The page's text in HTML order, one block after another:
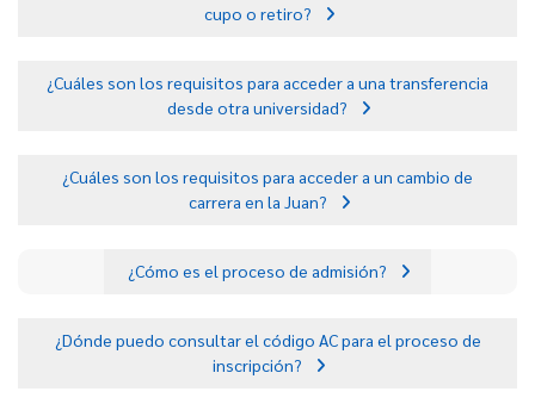
cupo o retiro?
¿Cuáles son los requisitos para acceder a una transferencia
desde otra universidad?
¿Cuáles son los requisitos para acceder a un cambio de
carrera en la Juan?
¿Cómo es el proceso de admisión?
¿Dónde puedo consultar el código AC para el proceso de
inscripción?